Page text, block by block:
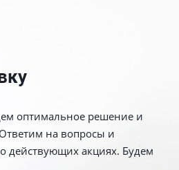
оптимальное решение и
на вопросы и
действующих акциях. Будем